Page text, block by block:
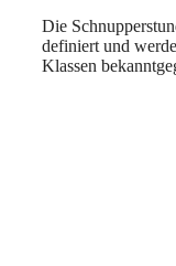
Die
definiert und
Klassen